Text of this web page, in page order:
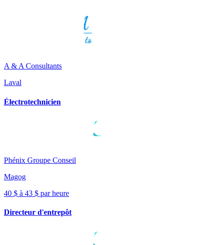
A & A Consultants
Laval
Électrotechnicien
Phénix Groupe Conseil
Magog
40 $ à 43 $ par heure
Directeur d'entrepôt